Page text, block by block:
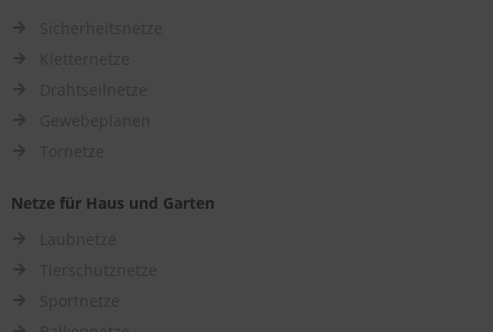
Netze für Haus und Garten